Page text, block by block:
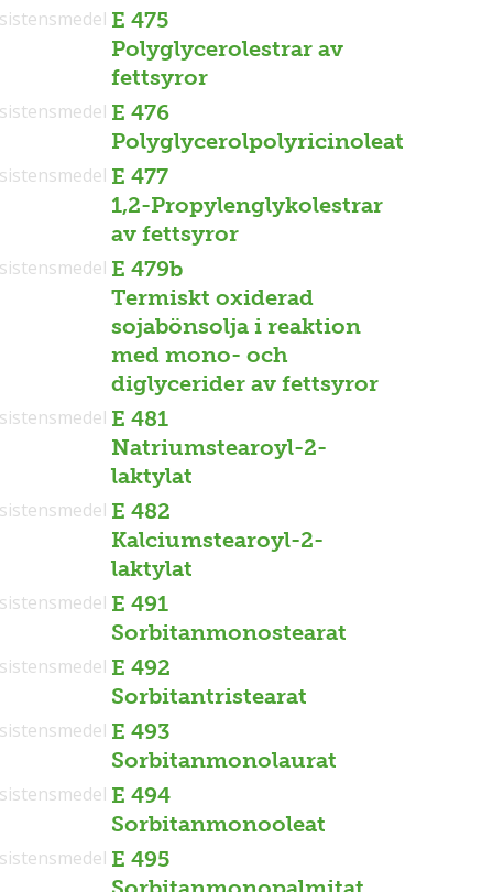
E 475
Polyglycerolestrar av
fettsyror
E 476
Polyglycerolpolyricinoleat
E 477
1,2-Propylenglykolestrar
av fettsyror
E 479b
Termiskt oxiderad
sojabönsolja i reaktion
med mono- och
diglycerider av fettsyror
E 481
Natriumstearoyl-2-
laktylat
E 482
Kalciumstearoyl-2-
laktylat
E 491
Sorbitanmonostearat
E 492
Sorbitantristearat
E 493
Sorbitanmonolaurat
E 494
Sorbitanmonooleat
E 495